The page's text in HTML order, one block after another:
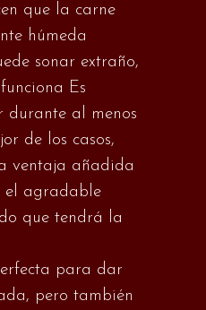
que la carne
húmeda
sonar extraño,
Es
durante al menos
de los casos,
ventaja añadida
el agradable
que tendrá la
para dar
pero también